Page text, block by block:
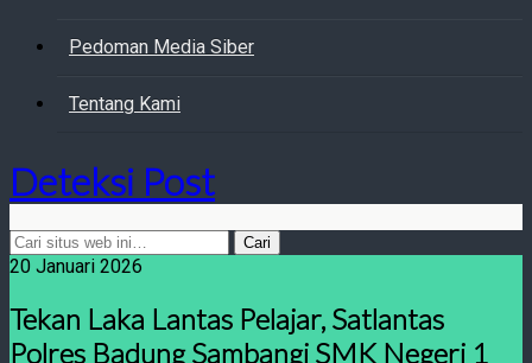
Pedoman Media Siber
Tentang Kami
Deteksi Post
20 Januari 2026
Tekan Laka Lantas Pelajar, Satlantas
Polres Badung Sambangi SMK Negeri 1